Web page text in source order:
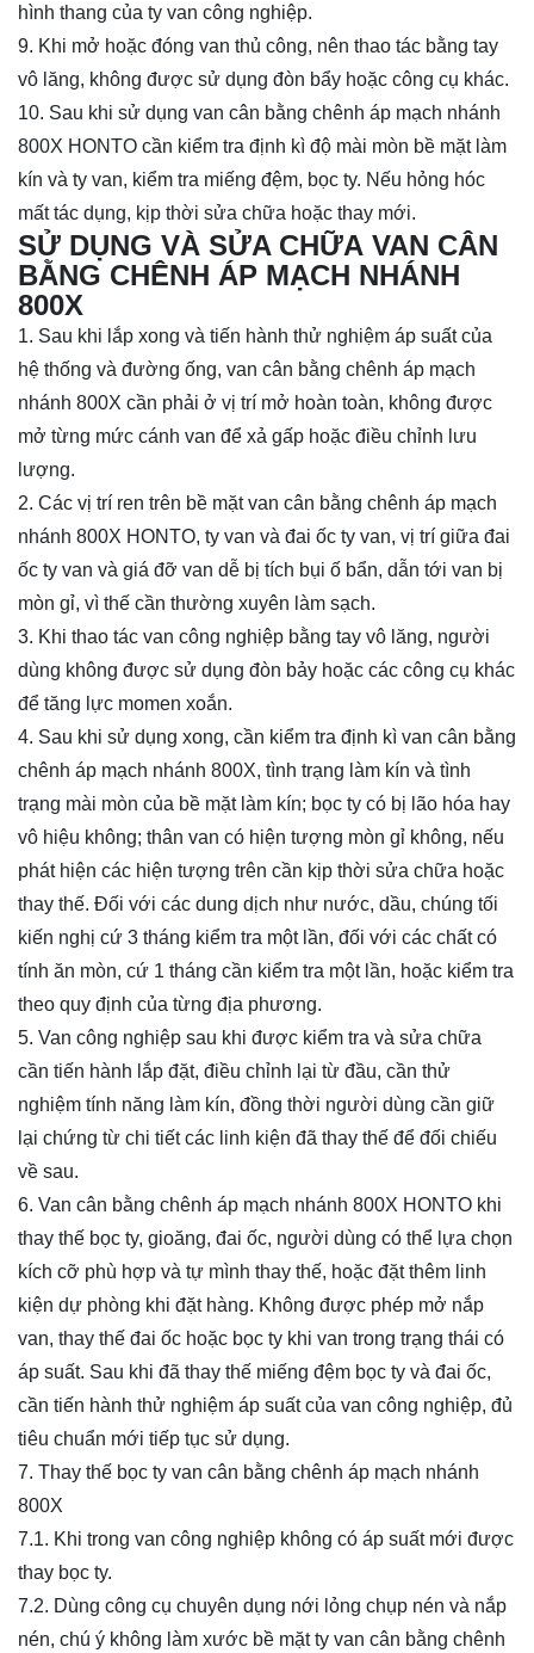
hình thang của ty van công nghiệp.
9. Khi mở hoặc đóng van thủ công, nên thao tác bằng tay
vô lăng, không được sử dụng đòn bẩy hoặc công cụ khác.
10. Sau khi sử dụng van cân bằng chênh áp mạch nhánh
800X HONTO cần kiểm tra định kì độ mài mòn bề mặt làm
kín và ty van, kiểm tra miếng đệm, bọc ty. Nếu hỏng hóc
mất tác dụng, kịp thời sửa chữa hoặc thay mới.
SỬ DỤNG VÀ SỬA CHỮA VAN CÂN
BẰNG CHÊNH ÁP MẠCH NHÁNH
800X
1. Sau khi lắp xong và tiến hành thử nghiệm áp suất của
hệ thống và đường ống, van cân bằng chênh áp mạch
nhánh 800X cần phải ở vị trí mở hoàn toàn, không được
mở từng mức cánh van để xả gấp hoặc điều chỉnh lưu
lượng.
2. Các vị trí ren trên bề mặt van cân bằng chênh áp mạch
nhánh 800X HONTO, ty van và đai ốc ty van, vị trí giữa đai
ốc ty van và giá đỡ van dễ bị tích bụi ố bẩn, dẫn tới van bị
mòn gỉ, vì thế cần thường xuyên làm sạch.
3. Khi thao tác van công nghiệp bằng tay vô lăng, người
dùng không được sử dụng đòn bảy hoặc các công cụ khác
để tăng lực momen xoắn.
4. Sau khi sử dụng xong, cần kiểm tra định kì van cân bằng
chênh áp mạch nhánh 800X, tình trạng làm kín và tình
trạng mài mòn của bề mặt làm kín; bọc ty có bị lão hóa hay
vô hiệu không; thân van có hiện tượng mòn gỉ không, nếu
phát hiện các hiện tượng trên cần kịp thời sửa chữa hoặc
thay thế. Đối với các dung dịch như nước, dầu, chúng tối
kiến nghị cứ 3 tháng kiểm tra một lần, đối với các chất có
tính ăn mòn, cứ 1 tháng cần kiểm tra một lần, hoặc kiểm tra
theo quy định của từng địa phương.
5. Van công nghiệp sau khi được kiểm tra và sửa chữa
cần tiến hành lắp đặt, điều chỉnh lại từ đầu, cần thử
nghiệm tính năng làm kín, đồng thời người dùng cần giữ
lại chứng từ chi tiết các linh kiện đã thay thế để đối chiếu
về sau.
6. Van cân bằng chênh áp mạch nhánh 800X HONTO khi
thay thế bọc ty, gioăng, đai ốc, người dùng có thể lựa chọn
kích cỡ phù hợp và tự mình thay thế, hoặc đặt thêm linh
kiện dự phòng khi đặt hàng. Không được phép mở nắp
van, thay thế đai ốc hoặc bọc ty khi van trong trạng thái có
áp suất. Sau khi đã thay thế miếng đệm bọc ty và đai ốc,
cần tiến hành thử nghiệm áp suất của van công nghiệp, đủ
tiêu chuẩn mới tiếp tục sử dụng.
7. Thay thế bọc ty van cân bằng chênh áp mạch nhánh
800X
7.1. Khi trong van công nghiệp không có áp suất mới được
thay bọc ty.
7.2. Dùng công cụ chuyên dụng nới lỏng chụp nén và nắp
nén, chú ý không làm xước bề mặt ty van cân bằng chênh